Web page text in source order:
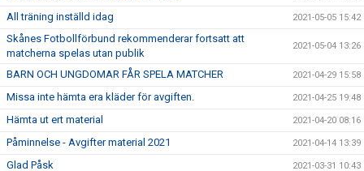
All träning inställd idag 2021-05-05 15:42
Skånes Fotbollförbund rekommenderar fortsatt att
matcherna spelas utan publik
2021-05-04 13:26
BARN OCH UNGDOMAR FÅR SPELA MATCHER 2021-04-29 15:58
Missa inte hämta era kläder för avgiften. 2021-04-25 19:48
Hämta ut ert material 2021-04-20 08:16
Påminnelse - Avgifter material 2021 2021-04-14 13:39
Glad Påsk 2021-03-31 10:43